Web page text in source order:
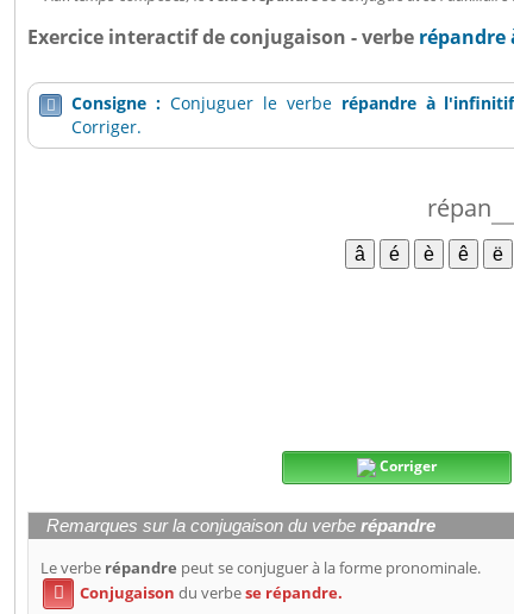
Exercice interactif de conjugaison - verbe
 Consigne :Conjuguer le verbe répandre à l'infinitif
Corriger.
répan
Corriger
Remarques sur la conjugaison du verberépandre
Le verbe répandre peut se conjuguer à la forme pronominale.
 Conjugaison du verbese répandre.